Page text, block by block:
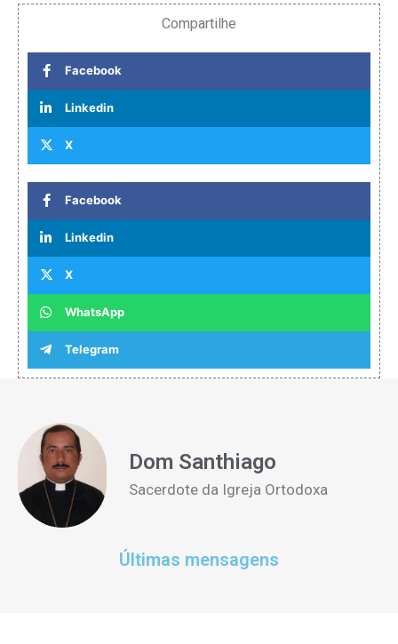
Compartilhe
Facebook
Linkedin
X
Facebook
Linkedin
X
WhatsApp
Telegram
Dom Santhiago
Sacerdote da Igreja Ortodoxa
Últimas mensagens